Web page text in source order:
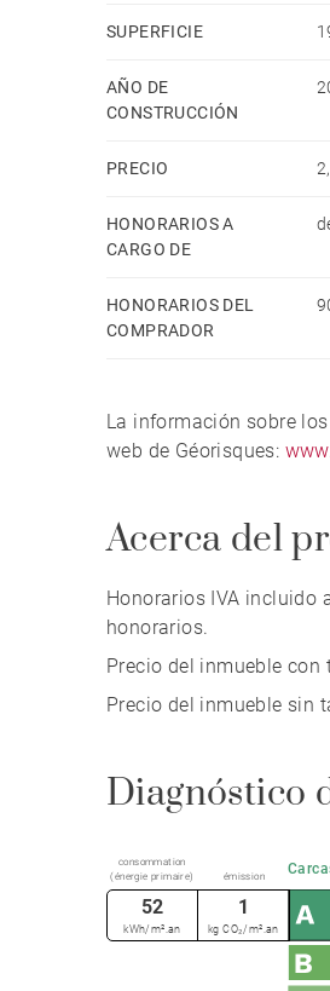
SUPERFICIE
AÑO DE
CONSTRUCCIÓN
PRECIO
HONORARIOS A
CARGO DE
HONORARIOS DEL
COMPRADOR
La información sobre
web de Géorisques:
Acerca del
Honorarios IVA incluido
honorarios.
Precio del inmueble con
Precio del inmueble sin
Diagnóstico
consommation
(énergie primaire)
émission
52
kWh/m².an
1
kg CO₂/m².an